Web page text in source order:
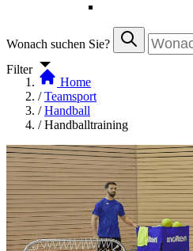
Wonach suchen Sie?
Filter
Home
/ Teamsport
/ Handball
/ Handballtraining